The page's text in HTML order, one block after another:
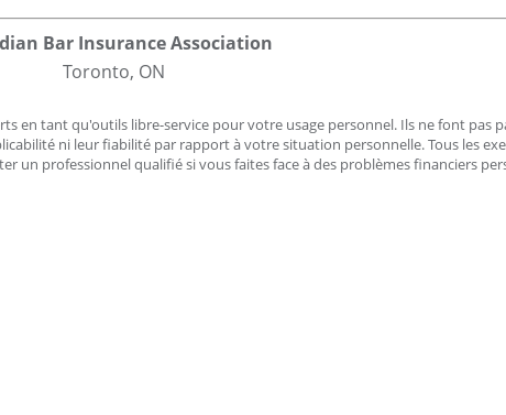
Bar Insurance Association
Toronto, ON
en tant qu'outils libre-service pour votre usage personnel. Ils ne font pas
ni leur fiabilité par rapport à votre situation personnelle. Tous les
un professionnel qualifié si vous faites face à des problèmes financiers